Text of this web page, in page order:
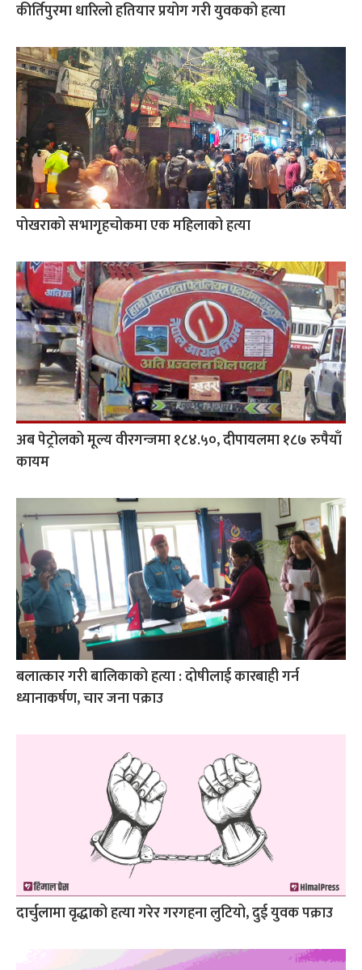
कीर्तिपुरमा धारिलो हतियार प्रयोग गरी युवकको हत्या
पोखराको सभागृहचोकमा एक महिलाको हत्या
अब पेट्रोलको मूल्य वीरगन्जमा १८४.५०, दीपायलमा १८७ रुपैयाँ
कायम
बलात्कार गरी बालिकाको हत्या : दोषीलाई कारबाही गर्न
ध्यानाकर्षण, चार जना पक्राउ
दार्चुलामा वृद्धाको हत्या गरेर गरगहना लुटियो, दुई युवक पक्राउ